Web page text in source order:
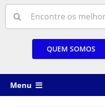
for:
QUEM SOMOS
Menu